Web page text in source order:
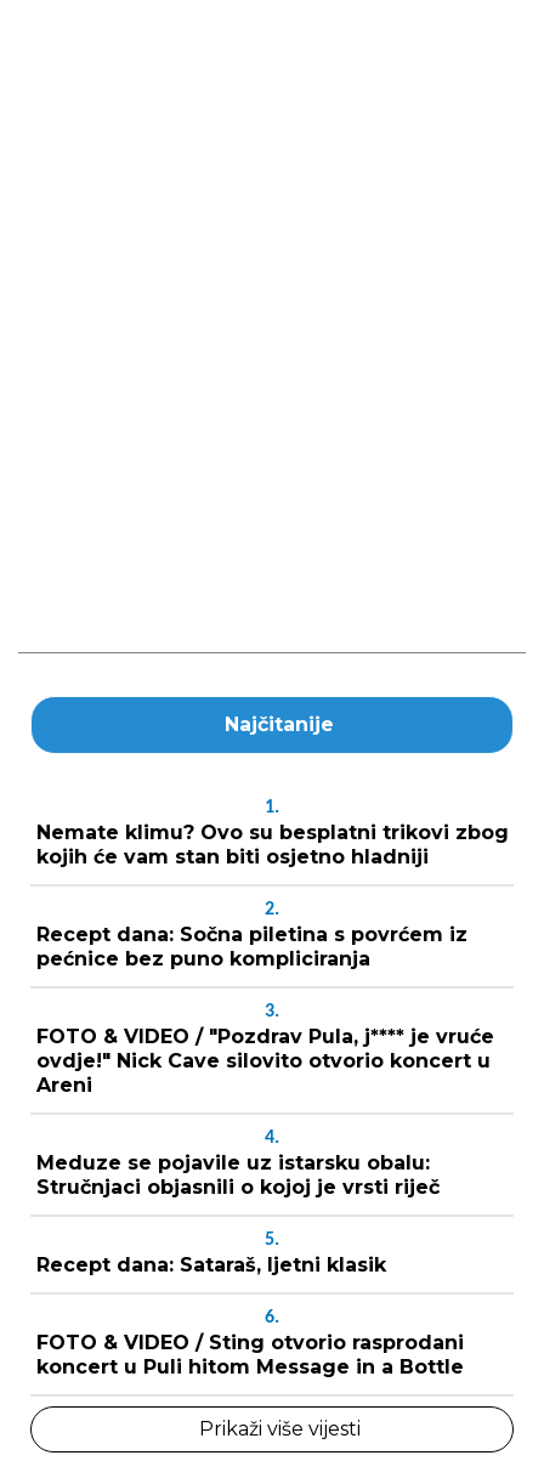
Najčitanije
1.
Nemate klimu? Ovo su besplatni trikovi zbog
kojih će vam stan biti osjetno hladniji
2.
Recept dana: Sočna piletina s povrćem iz
pećnice bez puno kompliciranja
3.
FOTO & VIDEO / "Pozdrav Pula, j**** je vruće
ovdje!" Nick Cave silovito otvorio koncert u
Areni
4.
Meduze se pojavile uz istarsku obalu:
Stručnjaci objasnili o kojoj je vrsti riječ
5.
Recept dana: Sataraš, ljetni klasik
6.
FOTO & VIDEO / Sting otvorio rasprodani
koncert u Puli hitom Message in a Bottle
Prikaži više vijesti